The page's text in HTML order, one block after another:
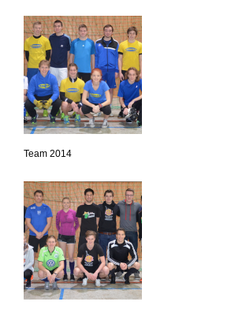
Team 2014